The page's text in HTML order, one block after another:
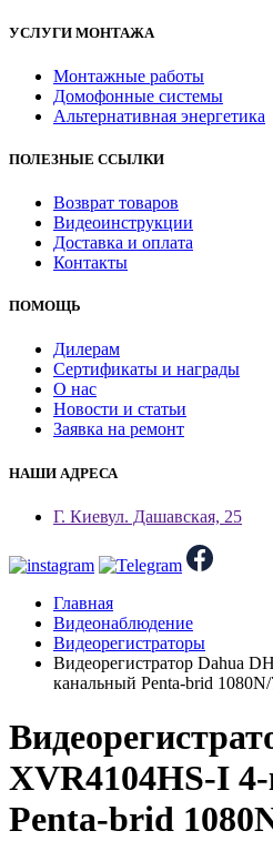
УСЛУГИ МОНТАЖА
Монтажные работы
Домофонные системы
Альтернативная энергетика
ПОЛЕЗНЫЕ ССЫЛКИ
Возврат товаров
Видеоинструкции
Доставка и оплата
Контакты
ПОМОЩЬ
Дилерам
Сертификаты и награды
О нас
Новости и статьи
Заявка на ремонт
НАШИ АДРЕСА
Г. Киевул. Дашавская, 25
Главная
Видеонаблюдение
Видеорегистраторы
Видеорегистратор Dahua
канальный Penta-brid
XVR4104HS-I
Penta-brid